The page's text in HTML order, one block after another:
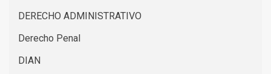
DERECHO ADMINISTRATIVO
Derecho Penal
DIAN